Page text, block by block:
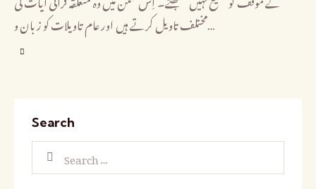
مختلف تاویل کرتے ہیں اور عام تاویلات کو زبان و…
Search